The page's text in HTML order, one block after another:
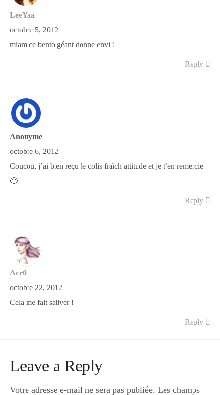
LeeYaa
octobre 5, 2012
miam ce bento géant donne envi !
Reply
Anonyme
octobre 6, 2012
Coucou, j’ai bien reçu le colis fraîch attitude et je t’en remercie
🙂
Reply
Acr0
octobre 22, 2012
Cela me fait saliver !
Reply
Leave a Reply
Votre adresse e-mail ne sera pas publiée. Les champs